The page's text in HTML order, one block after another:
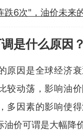
跌6次"，油价未来
是什么原因？
原因是全球经济
较动荡，影响油价
多因素的影响使得
价可谓是大幅降价